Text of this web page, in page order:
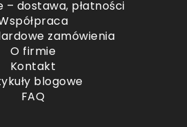
– dostawa, płatności
zamówienia
O firmie
Kontakt
blogowe
FAQ